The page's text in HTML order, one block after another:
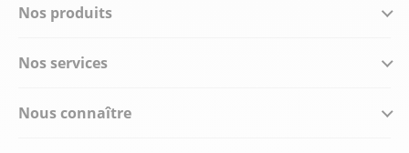
Nos produits
Nos services
Nous connaître